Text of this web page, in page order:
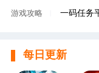
游戏攻略
每日更新